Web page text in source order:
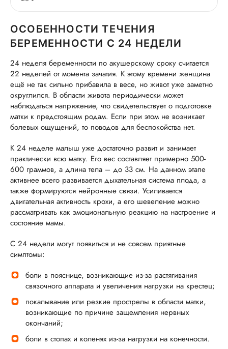
ОСОБЕННОСТИ ТЕЧЕНИЯ
БЕРЕМЕННОСТИ С 24 НЕДЕЛИ
24 неделя беременности по акушерскому сроку считается
22 неделей от момента зачатия. К этому времени женщина
ещё не так сильно прибавила в весе, но живот уже заметно
округлился. В области живота периодически может
наблюдаться напряжение, что свидетельствует о подготовке
матки к предстоящим родам. Если при этом не возникает
болевых ощущений, то поводов для беспокойства нет.
К 24 неделе малыш уже достаточно развит и занимает
практически всю матку. Его вес составляет примерно 500-
600 граммов, а длина тела – до 33 см. На данном этапе
активнее всего развивается дыхательная система плода, а
также формируются нейронные связи. Усиливается
двигательная активность крохи, а его шевеление можно
рассматривать как эмоциональную реакцию на настроение и
состояние мамы.
С 24 недели могут появиться и не совсем приятные
симптомы:
боли в пояснице, возникающие из-за растягивания
связочного аппарата и увеличения нагрузки на крестец;
покалывание или резкие прострелы в области матки,
возникающие по причине защемления нервных
окончаний;
боли в стопах и коленях из-за нагрузки на конечности.